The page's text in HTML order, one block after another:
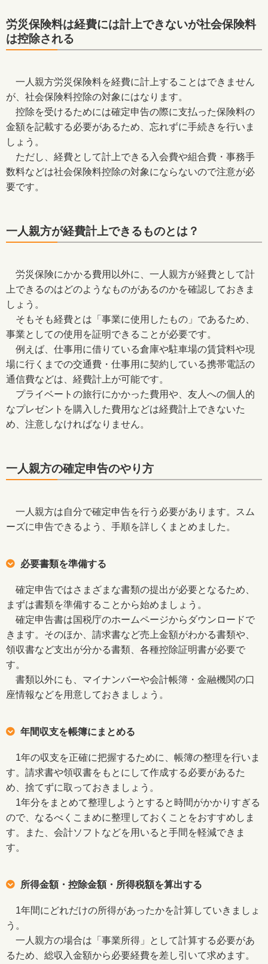
労災保険料は経費には計上できないが社会保険料
は控除される
一人親方労災保険料を経費に計上することはできません
が、社会保険料控除の対象にはなります。
控除を受けるためには確定申告の際に支払った保険料の
金額を記載する必要があるため、忘れずに手続きを行いま
しょう。
ただし、経費として計上できる入会費や組合費・事務手
数料などは社会保険料控除の対象にならないので注意が必
要です。
一人親方が経費計上できるものとは？
労災保険にかかる費用以外に、一人親方が経費として計
上できるのはどのようなものがあるのかを確認しておきま
しょう。
そもそも経費とは「事業に使用したもの」であるため、
事業としての使用を証明できることが必要です。
例えば、仕事用に借りている倉庫や駐車場の賃貸料や現
場に行くまでの交通費・仕事用に契約している携帯電話の
通信費などは、経費計上が可能です。
プライベートの旅行にかかった費用や、友人への個人的
なプレゼントを購入した費用などは経費計上できないた
め、注意しなければなりません。
一人親方の確定申告のやり方
一人親方は自分で確定申告を行う必要があります。スム
ーズに申告できるよう、手順を詳しくまとめました。
必要書類を準備する
確定申告ではさまざまな書類の提出が必要となるため、
まずは書類を準備することから始めましょう。
確定申告書は国税庁のホームページからダウンロードで
きます。そのほか、請求書など売上金額がわかる書類や、
領収書など支出が分かる書類、各種控除証明書が必要で
す。
書類以外にも、マイナンバーや会計帳簿・金融機関の口
座情報などを用意しておきましょう。
年間収支を帳簿にまとめる
1年の収支を正確に把握するために、帳簿の整理を行いま
す。請求書や領収書をもとにして作成する必要があるた
め、捨てずに取っておきましょう。
1年分をまとめて整理しようとすると時間がかかりすぎる
ので、なるべくこまめに整理しておくことをおすすめしま
す。また、会計ソフトなどを用いると手間を軽減できま
す。
所得金額・控除金額・所得税額を算出する
1年間にどれだけの所得があったかを計算していきましょ
う。
一人親方の場合は「事業所得」として計算する必要があ
るため、総収入金額から必要経費を差し引いて求めます。